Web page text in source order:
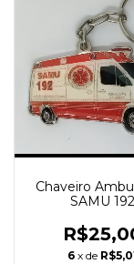
Chaveiro
SAMU 192
6 x de